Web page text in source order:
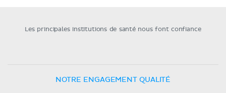
Les principales institutions de santé nous font confiance
NOTRE ENGAGEMENT QUALITÉ